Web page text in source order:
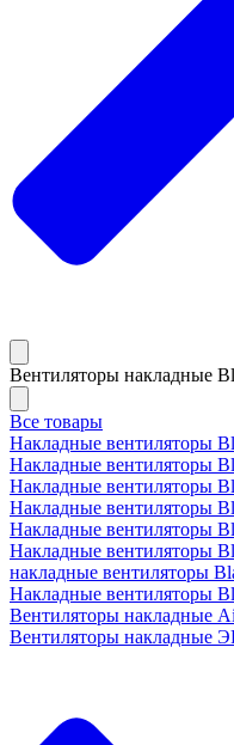
Вентиляторы накладные
Все товары
Накладные вентиляторы
Накладные вентиляторы
Накладные вентиляторы
Накладные вентиляторы
Накладные вентиляторы
Накладные вентиляторы
накладные вентиляторы
Накладные вентиляторы
Вентиляторы накладные
Вентиляторы накладные